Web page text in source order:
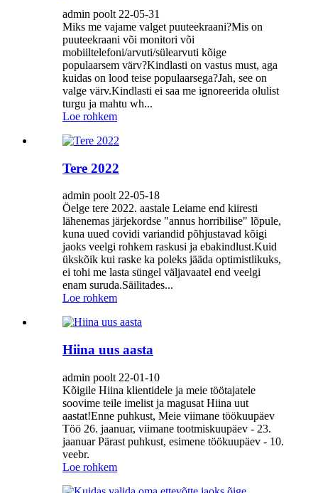
admin poolt 22-05-31
Miks me vajame valget puuteekraani?Mis on
puuteekraani või monitori või
mobiiltelefoni/arvuti/sülearvuti kõige
populaarsem värv?Kindlasti on vastus must, aga
kuidas on lood teise populaarsega?Jah, see on
valge värv.Kindlasti ei saa me ignoreerida olulist
turgu ja mahtu wh...
Loe rohkem
Tere 2022
admin poolt 22-05-18
Öelge tere 2022. aastale Leiame end kiiresti
lähenemas järjekordse "annus horribilise" lõpule,
kuna uued covidi variandid põhjustavad kõigi
jaoks veelgi rohkem raskusi ja ebakindlust.Kuid
ükskõik kui raske ka poleks jääda optimistlikuks,
ei tohi me lasta süngel väljavaatel end veelgi
enam suruda.Säilitades...
Loe rohkem
Hiina uus aasta
admin poolt 22-01-10
Kõigile Hiina klientidele ja meie töötajatele
soovime teile imelist ja magusat Hiina uut
aastat!Enne puhkust, Meie viimane töökuupäev
Töö 26. jaanuar, viimane tootmiskuupäev - 23.
jaanuar Pärast puhkust, esimene töökuupäev - 10.
veebr.
Loe rohkem